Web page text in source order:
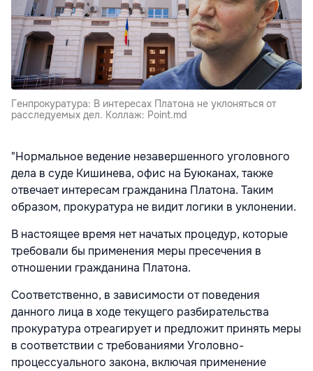
Генпрокуратура: В интересах Платона не уклоняться от
расследуемых дел. Коллаж: Point.md
"Нормальное ведение незавершенного уголовного
дела в суде Кишинева, офис на Буюканах, также
отвечает интересам гражданина Платона. Таким
образом, прокуратура не видит логики в уклонении.
В настоящее время нет начатых процедур, которые
требовали бы применения меры пресечения в
отношении гражданина Платона.
Соответственно, в зависимости от поведения
данного лица в ходе текущего разбирательства
прокуратура отреагирует и предложит принять меры
в соответствии с требованиями Уголовно-
процессуального закона, включая применение